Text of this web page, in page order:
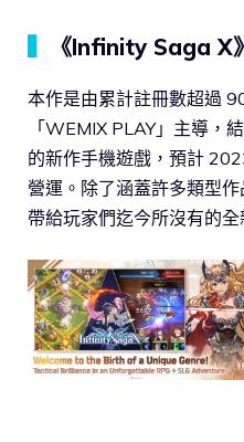
《Infinity Saga X
本作是由累計註冊數超過
「WEMIX PLAY」主導，
的新作手機遊戲，預計
營運。除了涵蓋許多類型
帶給玩家們迄今所沒有的全